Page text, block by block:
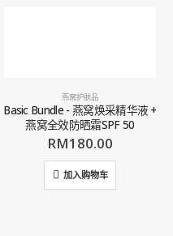
燕窝护肤品
Basic Bundle - 燕窝焕采精华液 +
燕窝全效防晒霜SPF 50
RM180.00
加入购物车